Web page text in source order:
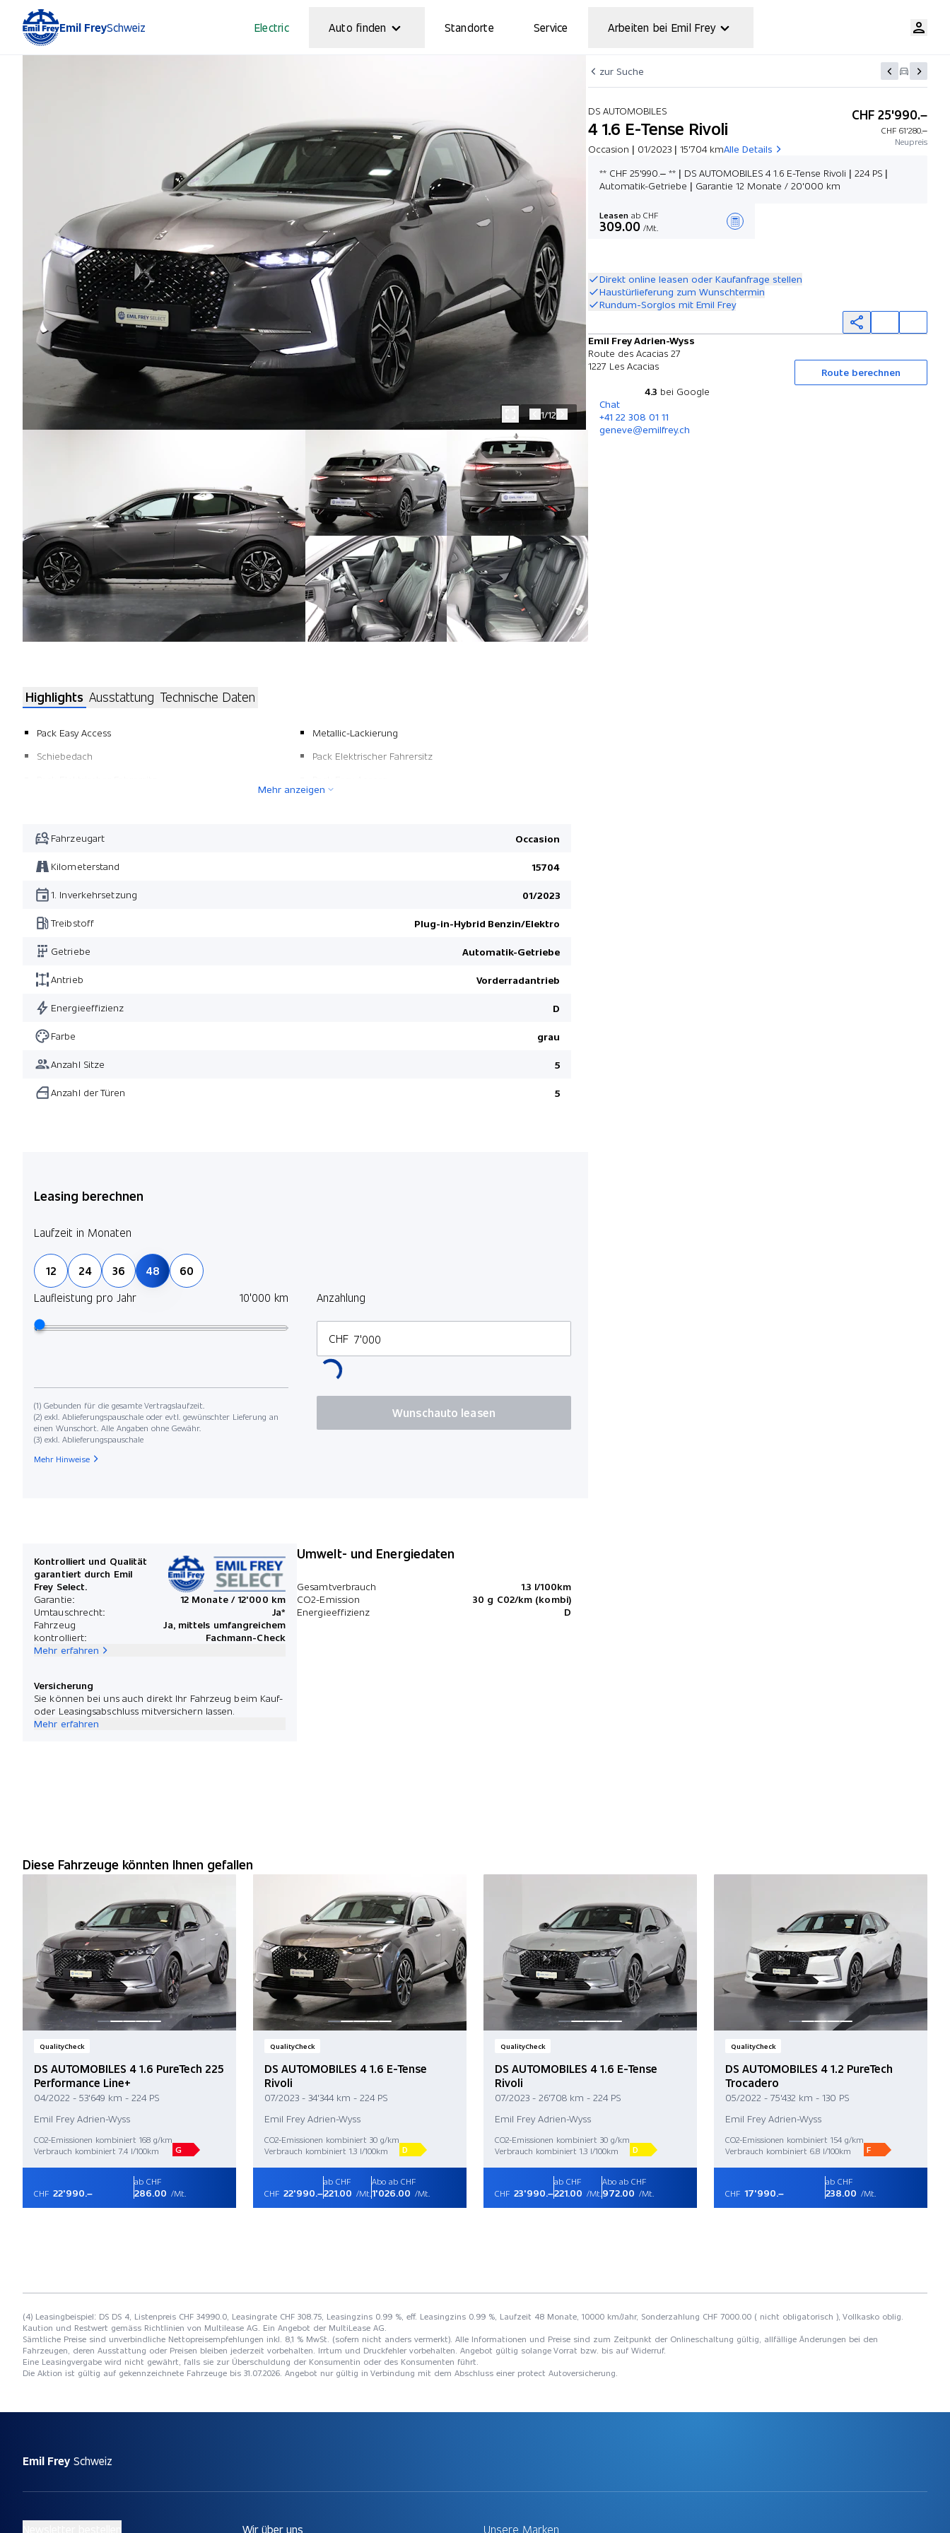
Emil FreySchweiz Electric Auto finden Standorte Service Arbeiten bei Emil Frey
zur Suche
DS AUTOMOBILES
4 1.6 E-Tense Rivoli
Occasion | 01/2023 | 15'704 kmAlle Details
CHF 25'990.–
CHF 61'280.–
Neupreis
** CHF 25'990.– ** | DS AUTOMOBILES 4 1.6 E-Tense Rivoli | 224 PS |
Automatik-Getriebe | Garantie 12 Monate / 20'000 km
Leasen ab CHF
309.00 /Mt.
Direkt online leasen oder Kaufanfrage stellen
Haustürlieferung zum Wunschtermin
Rundum-Sorglos mit Emil Frey
Emil Frey Adrien-Wyss
Route des Acacias 27
1227 Les Acacias
Route berechnen
4.3 bei Google
Chat
+41 22 308 01 11
geneve@emilfrey.ch
1/12
Highlights Ausstattung Technische Daten
Pack Easy Access
Schiebedach
Metallic-Lackierung
Pack Elektrischer Fahrersitz
Mehr anzeigen
Fahrzeugart Occasion
Kilometerstand 15704
1. Inverkehrsetzung 01/2023
Treibstoff Plug-in-Hybrid Benzin/Elektro
Getriebe Automatik-Getriebe
Antrieb Vorderradantrieb
Energieeffizienz D
Farbe grau
Anzahl Sitze 5
Anzahl der Türen 5
Leasing berechnen
Laufzeit in Monaten
12 24 36 48
60
Laufleistung pro Jahr
10'000 km Anzahlung
CHF
(1) Gebunden für die gesamte Vertragslaufzeit.
(2) exkl. Ablieferungspauschale oder evtl. gewünschter Lieferung an
einen Wunschort. Alle Angaben ohne Gewähr.
(3) exkl. Ablieferungspauschale
Wunschauto leasen
Mehr Hinweise
Kontrolliert und Qualität
garantiert durch Emil
Frey Select.
Garantie:
12 Monate / 12'000 km
Umtauschrecht:
Ja*
Fahrzeug
kontrolliert:
Ja, mittels umfangreichem
Fachmann-Check
Mehr erfahren
Versicherung
Sie können bei uns auch direkt Ihr Fahrzeug beim Kauf-
oder Leasingsabschluss mitversichern lassen.
Mehr erfahren
Umwelt- und Energiedaten
Gesamtverbrauch
1.3 l/100km
CO2-Emission
30 g C02/km (kombi)
Energieeffizienz
D
Diese Fahrzeuge könnten Ihnen gefallen
QualityCheck
DS AUTOMOBILES 4 1.6 PureTech 225
Performance Line+
04/2022 - 53'649 km - 224 PS
Emil Frey Adrien-Wyss
CO2-Emissionen kombiniert 168 g/km
Verbrauch kombiniert 7.4 l/100km
G
CHF 22'990.–
ab CHF
286.00 /Mt.
QualityCheck
DS AUTOMOBILES 4 1.6 E-Tense
Rivoli
07/2023 - 34'344 km - 224 PS
Emil Frey Adrien-Wyss
CO2-Emissionen kombiniert 30 g/km
Verbrauch kombiniert 1.3 l/100km
D
CHF 22'990.–
ab CHF
221.00 /Mt.
Abo ab CHF
1'026.00 /Mt.
QualityCheck
DS AUTOMOBILES 4 1.6 E-Tense
Rivoli
07/2023 - 26'708 km - 224 PS
Emil Frey Adrien-Wyss
CO2-Emissionen kombiniert 30 g/km
Verbrauch kombiniert 1.3 l/100km
D
CHF 23'990.–
ab CHF
221.00 /Mt.
Abo ab CHF
972.00 /Mt.
QualityCheck
DS AUTOMOBILES 4 1.2 PureTech
Trocadero
05/2022 - 75'432 km - 130 PS
Emil Frey Adrien-Wyss
CO2-Emissionen kombiniert 154 g/km
Verbrauch kombiniert 6.8 l/100km
F
CHF 17'990.–
ab CHF
238.00 /Mt.
(4) Leasingbeispiel: DS DS 4, Listenpreis CHF 34990.0, Leasingrate CHF 308.75, Leasingzins 0.99 %, eff. Leasingzins 0.99 %, Laufzeit 48 Monate, 10000 km/Jahr, Sonderzahlung CHF 7000.00 ( nicht obligatorisch ), Vollkasko oblig.
Kaution und Restwert gemäss Richtlinien von Multilease AG. Ein Angebot der MultiLease AG.
Sämtliche Preise sind unverbindliche Nettopreisempfehlungen inkl. 8,1 % MwSt. (sofern nicht anders vermerkt). Alle Informationen und Preise sind zum Zeitpunkt der Onlineschaltung gültig, allfällige Änderungen bei den
Fahrzeugen, deren Ausstattung oder Preisen bleiben jederzeit vorbehalten. Irrtum und Druckfehler vorbehalten. Angebot gültig solange Vorrat bzw. bis auf Widerruf.
Eine Leasingvergabe wird nicht gewährt, falls sie zur Überschuldung der Konsumentin oder des Konsumenten führt.
Die Aktion ist gültig auf gekennzeichnete Fahrzeuge bis 31.07.2026. Angebot nur gültig in Verbindung mit dem Abschluss einer protect Autoversicherung.
Emil Frey Schweiz
Wir über uns Unsere Marken